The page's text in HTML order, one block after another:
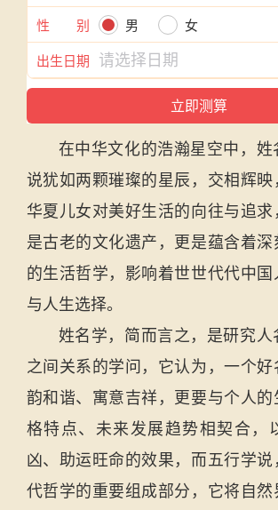
性 别
男
女
出生日期
在中华文化的浩瀚星空中，
说犹如两颗璀璨的星辰，交相辉
华夏儿女对美好生活的向往与追
是古老的文化遗产，更是蕴含着
的生活哲学，影响着世世代代中
与人生选择。
姓名学，简而言之，是研究
之间关系的学问，它认为，一个
韵和谐、寓意吉祥，更要与个人
格特点、未来发展趋势相契合，
凶、助运旺命的效果，而五行学
代哲学的重要组成部分，它将自